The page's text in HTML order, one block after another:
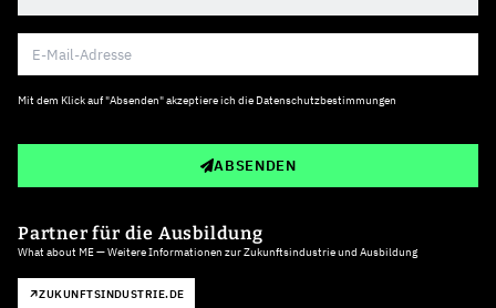
Mit dem Klick auf "Absenden" akzeptiere ich die Datenschutzbestimmungen
ABSENDEN
Partner für die Ausbildung
What about ME — Weitere Informationen zur Zukunftsindustrie und Ausbildung
ZUKUNFTSINDUSTRIE.DE